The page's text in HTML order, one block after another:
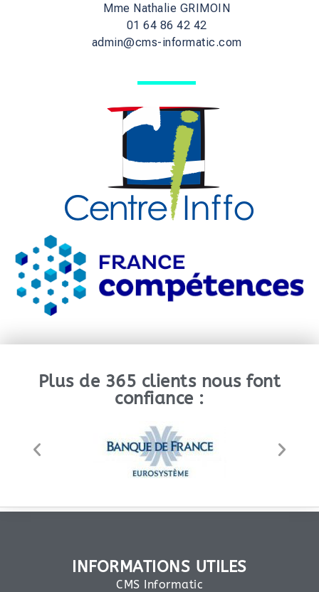
Mme Nathalie GRIMOIN
01 64 86 42 42
admin@cms-informatic.com
Plus de 365 clients nous font
confiance :
INFORMATIONS UTILES
CMS Informatic